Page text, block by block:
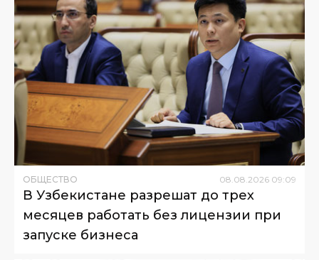
ОБЩЕСТВО 08 08 2026 09:09
В Узбекистане разрешат до трех
месяцев работать без лицензии при
запуске бизнеса